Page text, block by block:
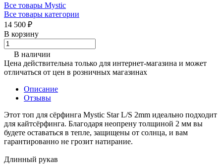
Все товары Mystic
Все товары категории
14 500 ₽
В корзину
В наличии
Цена действительна только для интернет-магазина и может
отличаться от цен в розничных магазинах
Описание
Отзывы
Этот топ для сёрфинга Mystic Star L/S 2mm идеально подходит
для кайтсёрфинга. Благодаря неопрену толщиной 2 мм вы
будете оставаться в тепле, защищены от солнца, и вам
гарантированно не грозит натирание.
Длинный рукав